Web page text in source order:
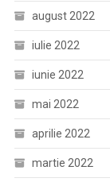
august 2022
iulie 2022
iunie 2022
mai 2022
aprilie 2022
martie 2022